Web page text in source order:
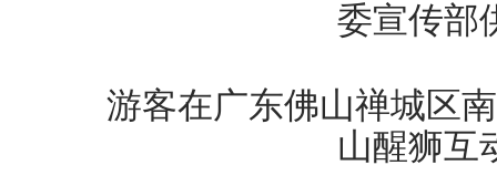
委宣传部
游客在广东佛山禅城区南
山醒狮互